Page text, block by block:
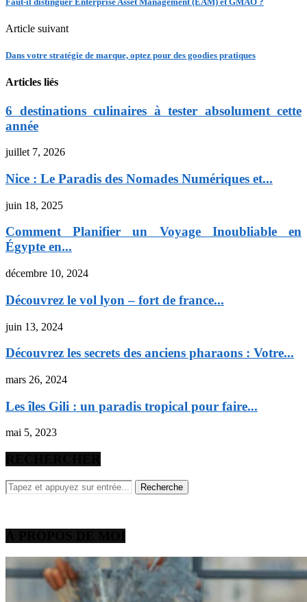
Article suivant
Dans votre stratégie de marque, optez pour des goodies pratiques
Articles liés
6 destinations culinaires à tester absolument cette
année
juillet 7, 2026
Nice : Le Paradis des Nomades Numériques et...
juin 18, 2025
Comment Planifier un Voyage Inoubliable en
Égypte en...
décembre 10, 2024
Découvrez le vol lyon – fort de france...
juin 13, 2024
Découvrez les secrets des anciens pharaons : Votre...
mars 26, 2024
Les îles Gili : un paradis tropical pour faire...
mai 5, 2023